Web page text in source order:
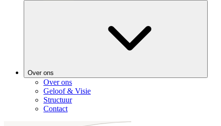
Over ons
Over ons
Geloof & Visie
Structuur
Contact